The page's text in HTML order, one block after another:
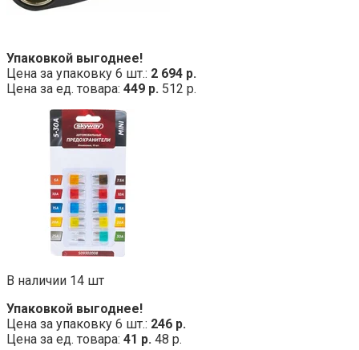
Упаковкой выгоднее!
Цена за упаковку 6 шт.: 2 694 р.
Цена за ед. товара: 449 р. 512 р.
В наличии 14 шт
Упаковкой выгоднее!
Цена за упаковку 6 шт.: 246 р.
Цена за ед. товара: 41 р. 48 р.